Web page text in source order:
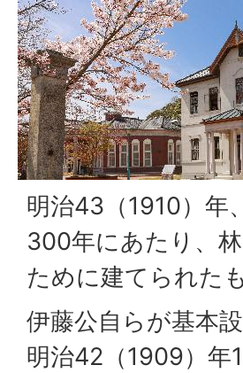
明治43（1910）年
300年にあたり、
ために建てられた
伊藤公自らが基本
明治42（1909）年